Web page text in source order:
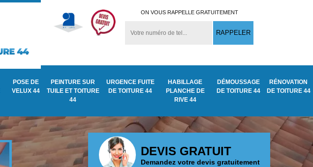
ON VOUS RAPPELLE GRATUITEMENT
POSE DE
VELUX 44
PEINTURE SUR
TUILE ET TOITURE
44
URGENCE FUITE
DE TOITURE 44
HABILLAGE
PLANCHE DE
RIVE 44
DÉMOUSSAGE
DE TOITURE 44
RÉNOVATION
DE TOITURE 44
DEVIS GRATUIT
Demandez votre devis gratuitement